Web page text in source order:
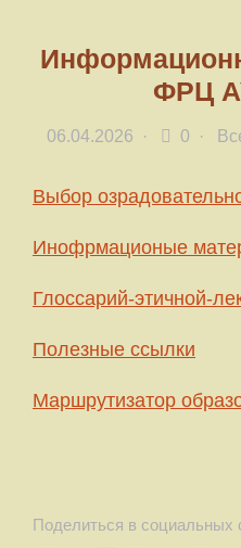
ФРЦ
06.04.2026 · 0 ·
Выбор
Инофрмационые
Глоссарий-этичной-
Полезные ссылки
Маршрутизатор
Поделиться в социальных